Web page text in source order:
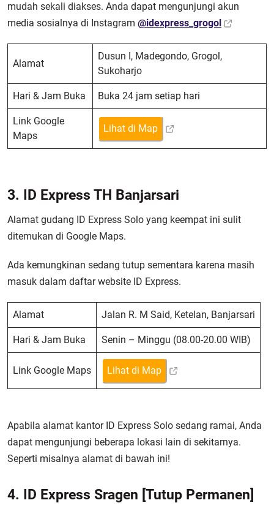
mudah sekali diakses. Anda dapat mengunjungi akun
media sosialnya di Instagram @idexpress_grogol
Alamat
Dusun I, Madegondo, Grogol,
Sukoharjo
Hari & Jam Buka Buka 24 jam setiap hari
Link Google
Maps
Lihat di Map
3. ID Express TH Banjarsari
Alamat gudang ID Express Solo yang keempat ini sulit
ditemukan di Google Maps.
Ada kemungkinan sedang tutup sementara karena masih
masuk dalam daftar website ID Express.
Alamat Jalan R. M Said, Ketelan, Banjarsari
Hari & Jam Buka Senin – Minggu (08.00-20.00 WIB)
Link Google Maps Lihat di Map
Apabila alamat kantor ID Express Solo sedang ramai, Anda
dapat mengunjungi beberapa lokasi lain di sekitarnya.
Seperti misalnya alamat di bawah ini!
4. ID Express Sragen [Tutup Permanen]